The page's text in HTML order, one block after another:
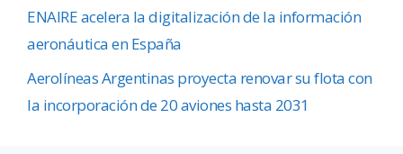
ENAIRE acelera la digitalización de la información
aeronáutica en España
Aerolíneas Argentinas proyecta renovar su flota con
la incorporación de 20 aviones hasta 2031